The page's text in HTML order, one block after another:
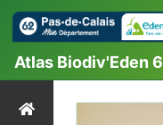
Atlas Biodiv'Eden